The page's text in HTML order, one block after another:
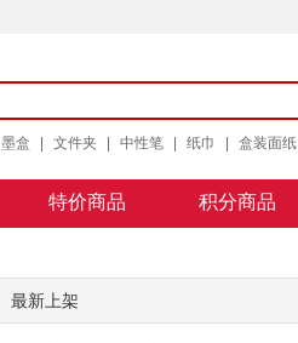
墨盒 文件夹 中性笔 纸巾 盒装面纸
特价商品 积分商品
最新上架